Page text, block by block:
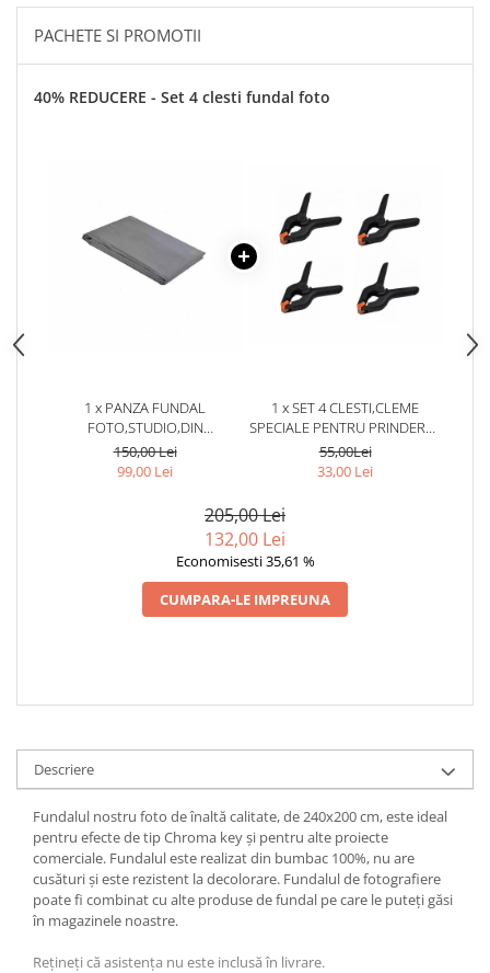
PACHETE SI PROMOTII
40% REDUCERE - Set 4 clesti fundal foto
1 x PANZA FUNDAL
FOTO,STUDIO,DIN
BUMBAC,DIMENSIUNE
240X200 CM - GRI
150,00 Lei
99,00 Lei
1 x SET 4 CLESTI,CLEME
SPECIALE PENTRU PRINDEREA
PANZEI FOTO
STUDIO,SUPORT FUNDAL
55,00Lei
33,00 Lei
205,00 Lei
132,00 Lei
Economisesti 35,61 %
CUMPARA-LE IMPREUNA
Descriere
Fundalul nostru foto de înaltă calitate, de 240x200 cm, este ideal
pentru efecte de tip Chroma key și pentru alte proiecte
comerciale. Fundalul este realizat din bumbac 100%, nu are
cusături și este rezistent la decolorare. Fundalul de fotografiere
poate fi combinat cu alte produse de fundal pe care le puteți găsi
în magazinele noastre.
Rețineți că asistența nu este inclusă în livrare.